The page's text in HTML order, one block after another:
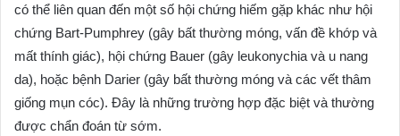
có thể liên quan đến một số hội chứng hiếm gặp khác như hội
chứng Bart-Pumphrey (gây bất thường móng, vấn đề khớp và
mất thính giác), hội chứng Bauer (gây leukonychia và u nang
da), hoặc bệnh Darier (gây bất thường móng và các vết thâm
giống mụn cóc). Đây là những trường hợp đặc biệt và thường
được chẩn đoán từ sớm.